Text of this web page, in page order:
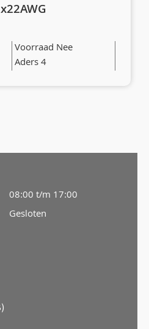
Voorraad Nee
Aders 4
08:00 t/m 17:00
Gesloten